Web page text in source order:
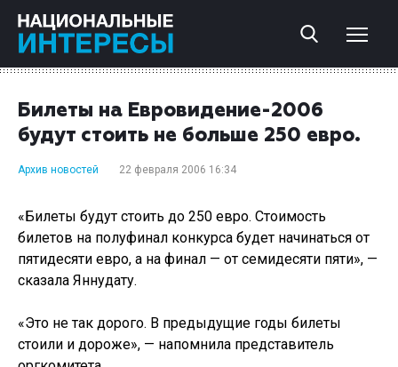
Билеты на Евровидение-2006
будут стоить не больше 250 евро.
Архив новостей 22 февраля 2006 16:34
«Билеты будут стоить до 250 евро. Стоимость
билетов на полуфинал конкурса будет начинаться от
пятидесяти евро, а на финал — от семидесяти пяти», —
сказала Яннудату.
«Это не так дорого. В предыдущие годы билеты
стоили и дороже», — напомнила представитель